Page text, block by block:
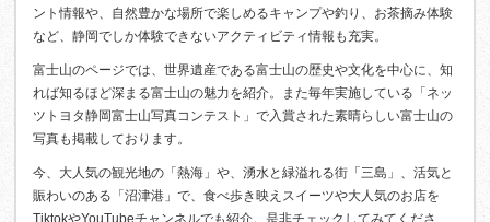
ント情報や、自然豊かな場所で楽しめるキャンプや釣り、お茶摘み体験
など、静岡でしか体験できないアクティビティ情報も充実。
富士山のページでは、世界遺産である富士山の歴史や文化を中心に、知
れば知るほど深まる富士山の魅力を紹介。また毎年実施している「ネッ
ツトヨタ静岡富士山写真コンテスト」で入賞された素晴らしい富士山の
写真も掲載しております。
今、大人気の観光地の「熱海」や、湧水と緑溢れる街「三島」、活気と
賑わいのある「沼津港」で、食べ歩き映えスイーツや大人気のお店を